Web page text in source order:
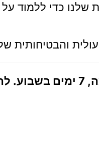
שלנו כדי ללמוד על
והבטיחותית